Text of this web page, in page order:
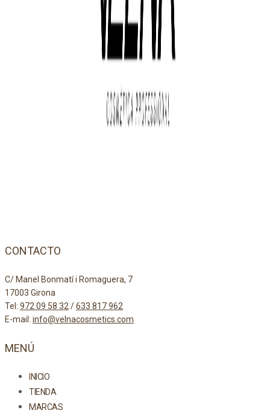
CONTACTO
C/ Manel Bonmatí i Romaguera, 7
17003 Girona
Tel: 972 09 58 32/633 817 962
E-mail: info@velnacosmetics.com
MENÚ
INICIO
TIENDA
MARCAS